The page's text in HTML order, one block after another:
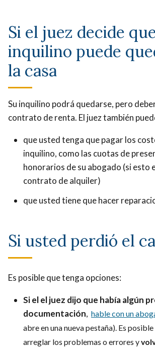
Si el juez decide
inquilino puede
la casa
Su inquilino podrá quedarse, pero
contrato de renta. El juez también
que usted tenga que pagar los
inquilino, como las cuotas de
honorarios de su abogado (si esto
contrato de alquiler)
que usted tiene que hacer
Si usted perdió el
Es posible que tenga opciones:
Si el el juez dijo que había algún
documentación, hable con un
abre en una nueva pestaña). Es
arreglar los problemas o errores y